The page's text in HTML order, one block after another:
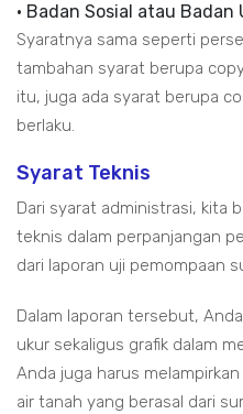
• Badan Sosial atau Badan
Syaratnya sama seperti
tambahan syarat berupa
itu, juga ada syarat berupa
berlaku.
Syarat Teknis
Dari syarat administrasi, kita
teknis dalam perpanjangan
dari laporan uji pemompaan
Dalam laporan tersebut,
ukur sekaligus grafik dalam
Anda juga harus
air tanah yang berasal dari